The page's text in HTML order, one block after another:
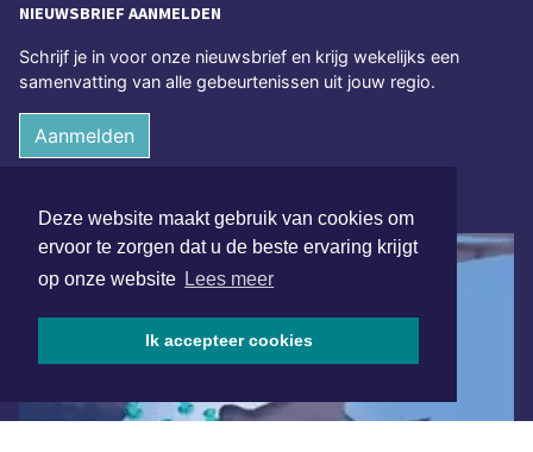
Deze website maakt gebruik van cookies om
ervoor te zorgen dat u de beste ervaring krijgt
op onze website Lees meer
Ik accepteer cookies
NIEUWSBRIEF AANMELDEN
Schrijf je in voor onze nieuwsbrief en krijg wekelijks een
samenvatting van alle gebeurtenissen uit jouw regio.
Aanmelden